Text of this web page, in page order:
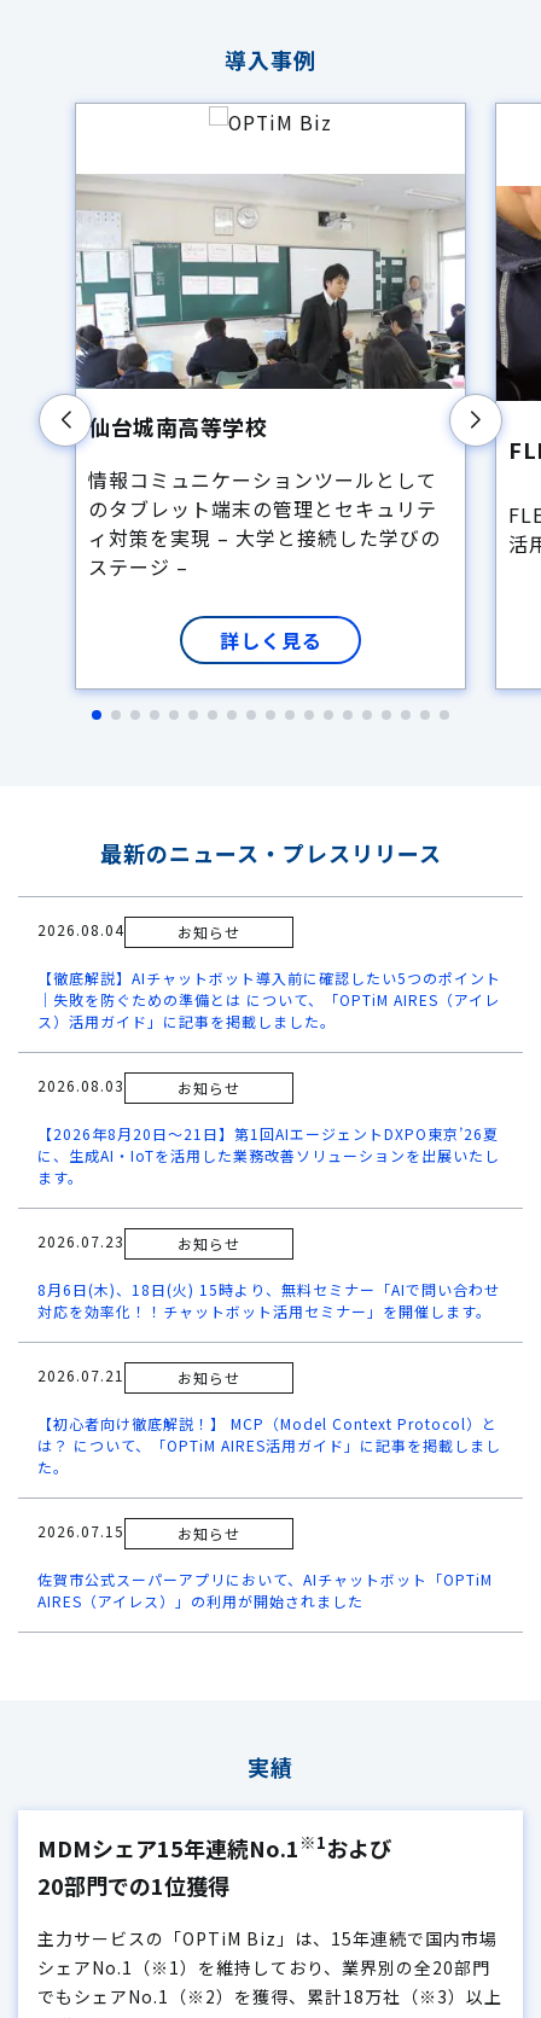
導入事例
仙台城南高等学校
情報コミュニケーションツールとして
のタブレット端末の管理とセキュリテ
ィ対策を実現 – 大学と接続した学びの
ステージ –
詳しく見る
活
最新のニュース・プレスリリース
2026.08.04 お知らせ
【徹底解説】AIチャットボット導入前に確認したい5つのポイント
｜失敗を防ぐための準備とは について、「OPTiM AIRES（アイレ
ス）活用ガイド」に記事を掲載しました。
2026.08.03 お知らせ
【2026年8月20日～21日】第1回AIエージェントDXPO東京’26夏
に、生成AI・IoTを活用した業務改善ソリューションを出展いたし
ます。
2026.07.23 お知らせ
8月6日(木)、18日(火) 15時より、無料セミナー「AIで問い合わせ
対応を効率化！！チャットボット活用セミナー」を開催します。
2026.07.21 お知らせ
【初心者向け徹底解説！】 MCP（Model Context Protocol）と
は？ について、「OPTiM AIRES活用ガイド」に記事を掲載しまし
た。
2026.07.15 お知らせ
佐賀市公式スーパーアプリにおいて、AIチャットボット「OPTiM
AIRES（アイレス）」の利用が開始されました
実績
MDMシェア15年連続No.1 ※1および
20部門での1位獲得
主力サービスの「OPTiM Biz」は、15年連続で国内市場
シェアNo.1（※1）を維持しており、業界別の全20部門
でもシェアNo.1（※2）を獲得、累計18万社（※3）以上